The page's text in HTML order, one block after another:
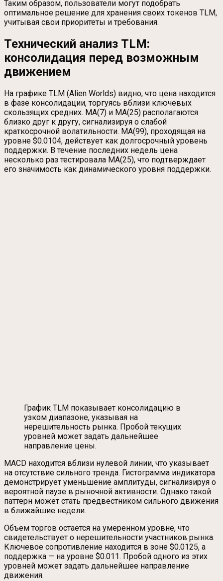
Таким образом, пользователи могут подобрать
оптимальное решение для хранения своих токенов TLM,
учитывая свои приоритеты и требования.
Технический анализ TLM:
консолидация перед возможным
движением
На графике TLM (Alien Worlds) видно, что цена находится
в фазе консолидации, торгуясь вблизи ключевых
скользящих средних. MA(7) и MA(25) располагаются
близко друг к другу, сигнализируя о слабой
краткосрочной волатильности. MA(99), проходящая на
уровне $0.0104, действует как долгосрочный уровень
поддержки. В течение последних недель цена
несколько раз тестировала MA(25), что подтверждает
его значимость как динамического уровня поддержки.
График TLM показывает консолидацию в
узком диапазоне, указывая на
нерешительность рынка. Пробой текущих
уровней может задать дальнейшее
направление цены.
MACD находится вблизи нулевой линии, что указывает
на отсутствие сильного тренда. Гистограмма индикатора
демонстрирует уменьшение амплитуды, сигнализируя о
вероятной паузе в рыночной активности. Однако такой
паттерн может стать предвестником сильного движения
в ближайшие недели.
Объем торгов остается на умеренном уровне, что
свидетельствует о нерешительности участников рынка.
Ключевое сопротивление находится в зоне $0.0125, а
поддержка — на уровне $0.011. Пробой одного из этих
уровней может задать дальнейшее направление
движения.